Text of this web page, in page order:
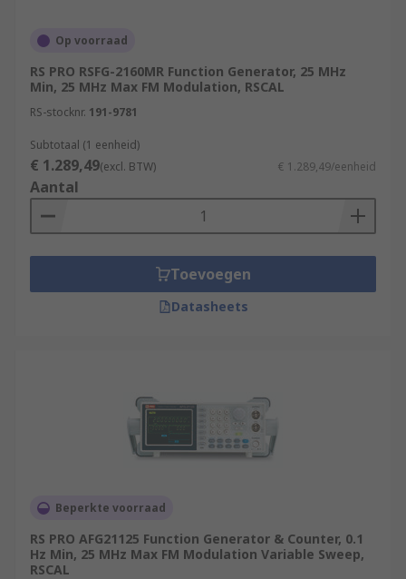
Op voorraad
RS PRO RSFG-2160MR Function Generator, 25 MHz
Min, 25 MHz Max FM Modulation, RSCAL
RS-stocknr. 191-9781
Subtotaal (1 eenheid)
€ 1.289,49(excl. BTW) € 1.289,49/eenheid
Aantal
Toevoegen
Datasheets
Beperkte voorraad
RS PRO AFG21125 Function Generator & Counter, 0.1
Hz Min, 25 MHz Max FM Modulation Variable Sweep,
RSCAL